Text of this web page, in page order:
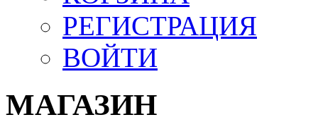
РЕГИСТРАЦИЯ
ВОЙТИ
МАГАЗИН